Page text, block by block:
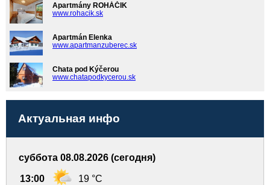
Apartmány ROHÁČIK
www.rohacik.sk
Apartmán Elenka
www.apartmanzuberec.sk
Chata pod Kýčerou
www.chatapodkycerou.sk
Актуальная инфо
суббота 08.08.2026 (сегодня)
13:00 19 °C